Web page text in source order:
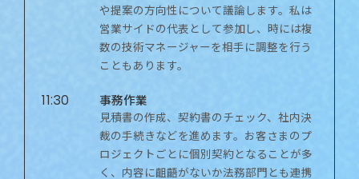
や提案の方向性について議論します。私は
営業サイドの代表として参加し、時には複
数の技術マネージャーを相手に調整を行う
こともあります。
11:30 事務作業
見積書の作成、契約書のチェック、社内決
裁の手続きなどを進めます。お客さまのプ
ロジェクトごとに個別契約となることが多
く、内容に齟齬がないか法務部門とも連携